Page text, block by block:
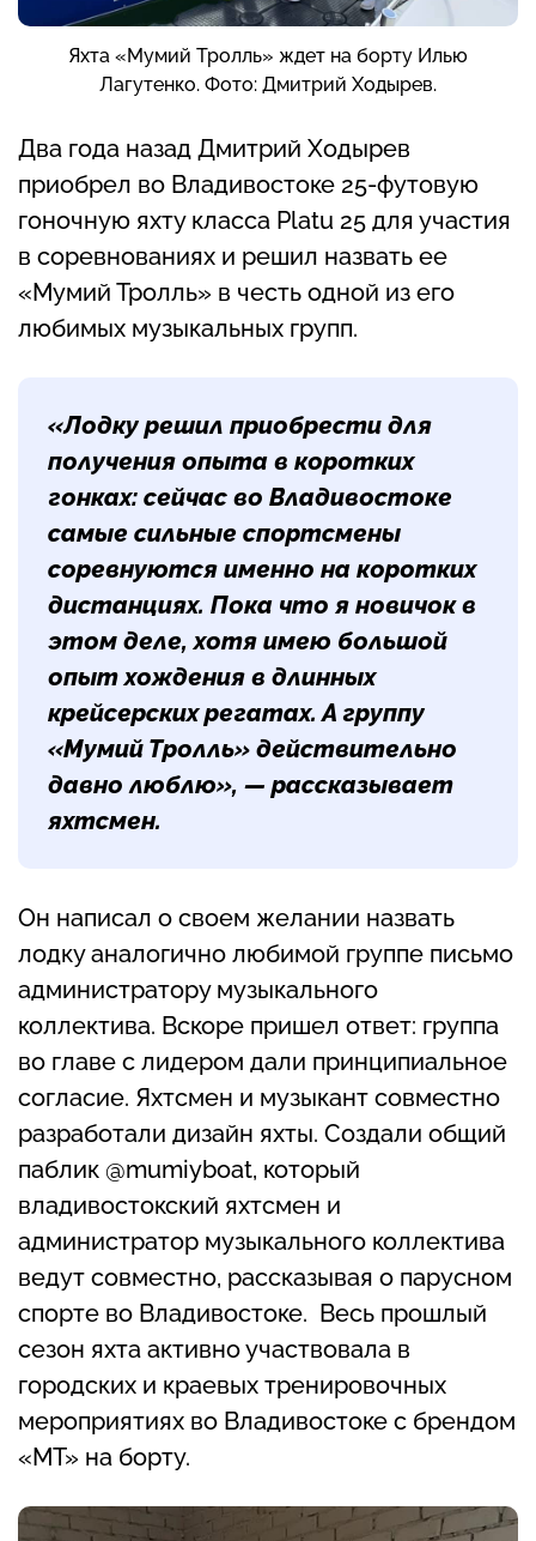
Яхта «Мумий Тролль» ждет на борту Илью
Лагутенко. Фото: Дмитрий Ходырев.
Два года назад Дмитрий Ходырев
приобрел во Владивостоке 25-футовую
гоночную яхту класса Platu 25 для участия
в соревнованиях и решил назвать ее
«Мумий Тролль» в честь одной из его
любимых музыкальных групп.
«Лодку решил приобрести для
получения опыта в коротких
гонках: сейчас во Владивостоке
самые сильные спортсмены
соревнуются именно на коротких
дистанциях. Пока что я новичок в
этом деле, хотя имею большой
опыт хождения в длинных
крейсерских регатах. А группу
«Мумий Тролль» действительно
давно люблю», — рассказывает
яхтсмен.
Он написал о своем желании назвать
лодку аналогично любимой группе письмо
администратору музыкального
коллектива. Вскоре пришел ответ: группа
во главе с лидером дали принципиальное
согласие. Яхтсмен и музыкант совместно
разработали дизайн яхты. Создали общий
паблик @mumiyboat, который
владивостокский яхтсмен и
администратор музыкального коллектива
ведут совместно, рассказывая о парусном
спорте во Владивостоке. Весь прошлый
сезон яхта активно участвовала в
городских и краевых тренировочных
мероприятиях во Владивостоке с брендом
«МТ» на борту.